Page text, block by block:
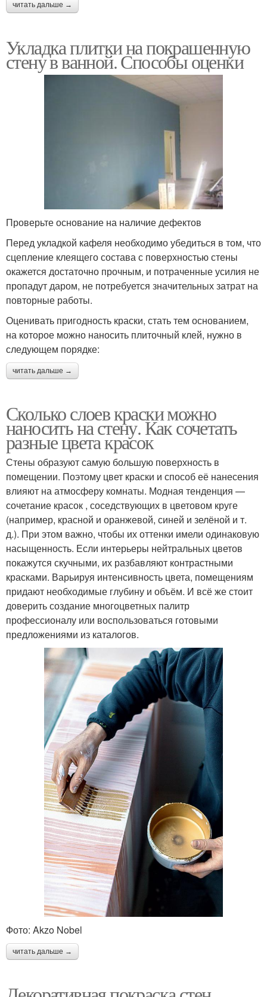
читать дальше →
Укладка плитки на покрашенную
стену в ванной. Способы оценки
Проверьте основание на наличие дефектов
Перед укладкой кафеля необходимо убедиться в том, что
сцепление клеящего состава с поверхностью стены
окажется достаточно прочным, и потраченные усилия не
пропадут даром, не потребуется значительных затрат на
повторные работы.
Оценивать пригодность краски, стать тем основанием,
на которое можно наносить плиточный клей, нужно в
следующем порядке:
читать дальше →
Сколько слоев краски можно
наносить на стену. Как сочетать
разные цвета красок
Стены образуют самую большую поверхность в
помещении. Поэтому цвет краски и способ её нанесения
влияют на атмосферу комнаты. Модная тенденция —
сочетание красок , соседствующих в цветовом круге
(например, красной и оранжевой, синей и зелёной и т.
д.). При этом важно, чтобы их оттенки имели одинаковую
насыщенность. Если интерьеры нейтральных цветов
покажутся скучными, их разбавляют контрастными
красками. Варьируя интенсивность цвета, помещениям
придают необходимые глубину и объём. И всё же стоит
доверить создание многоцветных палитр
профессионалу или воспользоваться готовыми
предложениями из каталогов.
Фото: Akzo Nobel
читать дальше →